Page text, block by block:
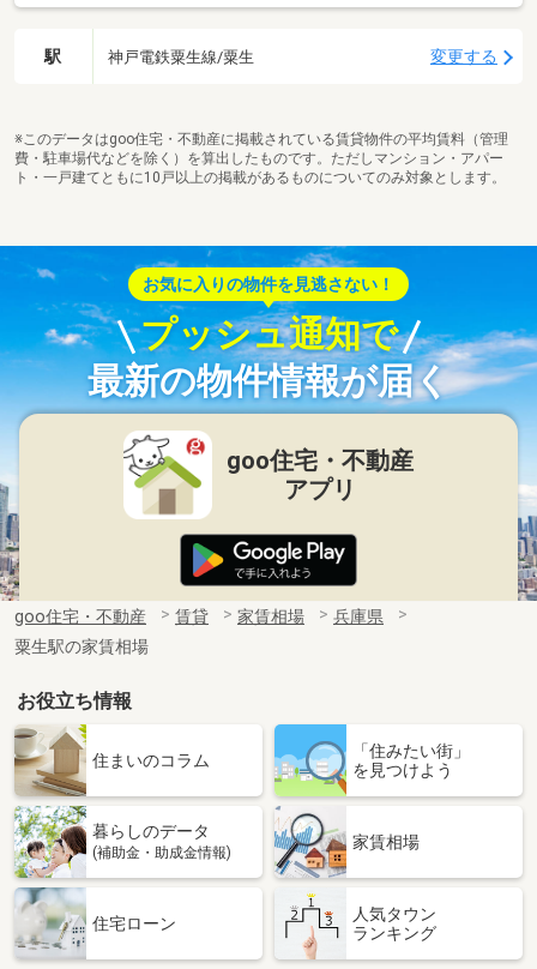
駅 神戸電鉄粟生線/粟生 変更する
※このデータはgoo住宅・不動産に掲載されている賃貸物件の平均賃料（管理
費・駐車場代などを除く）を算出したものです。ただしマンション・アパー
ト・一戸建てともに10戸以上の掲載があるものについてのみ対象とします。
お気に入りの物件を見逃さない！
プッシュ通知で
最新の物件情報が届く
goo住宅・不動産
アプリ
goo住宅・不動産 賃貸 家賃相場
兵庫県
粟生駅の家賃相場
お役立ち情報
住まいのコラム
「住みたい街」
を見つけよう
暮らしのデータ
(補助金・助成金情報)
家賃相場
住宅ローン
人気タウン
ランキング